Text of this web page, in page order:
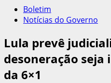
Boletim
Notícias do Governo
Lula prevê
desoneração
da 6×1